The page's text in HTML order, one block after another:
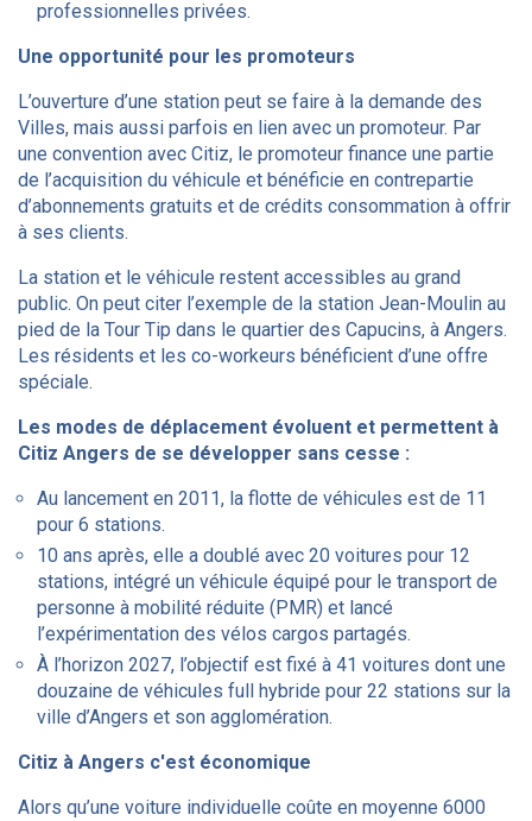
professionnelles privées.
Une opportunité pour les promoteurs
L’ouverture d’une station peut se faire à la demande des
Villes, mais aussi parfois en lien avec un promoteur. Par
une convention avec Citiz, le promoteur finance une partie
de l’acquisition du véhicule et bénéficie en contrepartie
d’abonnements gratuits et de crédits consommation à offrir
à ses clients.
La station et le véhicule restent accessibles au grand
public. On peut citer l’exemple de la station Jean-Moulin au
pied de la Tour Tip dans le quartier des Capucins, à Angers.
Les résidents et les co-workeurs bénéficient d’une offre
spéciale.
Les modes de déplacement évoluent et permettent à
Citiz Angers de se développer sans cesse :
Au lancement en 2011, la flotte de véhicules est de 11
pour 6 stations.
10 ans après, elle a doublé avec 20 voitures pour 12
stations, intégré un véhicule équipé pour le transport de
personne à mobilité réduite (PMR) et lancé
l’expérimentation des vélos cargos partagés.
À l’horizon 2027, l’objectif est fixé à 41 voitures dont une
douzaine de véhicules full hybride pour 22 stations sur la
ville d’Angers et son agglomération.
Citiz à Angers c'est économique
Alors qu’une voiture individuelle coûte en moyenne 6000